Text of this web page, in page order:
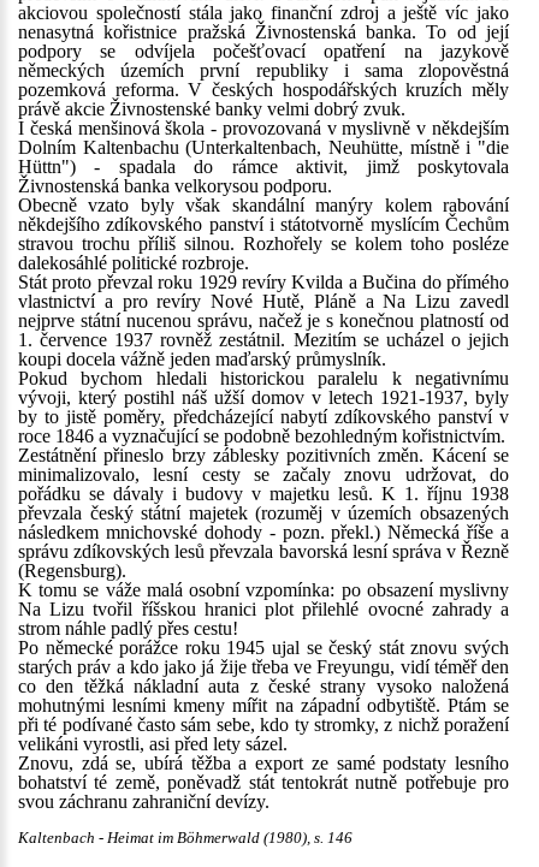
akciovou společností stála jako finanční zdroj a ještě víc jako
nenasytná kořistnice pražská Živnostenská banka. To od její
podpory se odvíjela počešťovací opatření na jazykově
německých územích první republiky i sama zlopověstná
pozemková reforma. V českých hospodářských kruzích měly
právě akcie Živnostenské banky velmi dobrý zvuk.
I česká menšinová škola - provozovaná v myslivně v někdejším
Dolním Kaltenbachu (Unterkaltenbach, Neuhütte, místně i "die
Hüttn") - spadala do rámce aktivit, jimž poskytovala
Živnostenská banka velkorysou podporu.
Obecně vzato byly však skandální manýry kolem rabování
někdejšího zdíkovského panství i státotvorně myslícím Čechům
stravou trochu příliš silnou. Rozhořely se kolem toho posléze
dalekosáhlé politické rozbroje.
Stát proto převzal roku 1929 revíry Kvilda a Bučina do přímého
vlastnictví a pro revíry Nové Hutě, Pláně a Na Lizu zavedl
nejprve státní nucenou správu, načež je s konečnou platností od
1. července 1937 rovněž zestátnil. Mezitím se ucházel o jejich
koupi docela vážně jeden maďarský průmyslník.
Pokud bychom hledali historickou paralelu k negativnímu
vývoji, který postihl náš užší domov v letech 1921-1937, byly
by to jistě poměry, předcházející nabytí zdíkovského panství v
roce 1846 a vyznačující se podobně bezohledným kořistnictvím.
Zestátnění přineslo brzy záblesky pozitivních změn. Kácení se
minimalizovalo, lesní cesty se začaly znovu udržovat, do
pořádku se dávaly i budovy v majetku lesů. K 1. říjnu 1938
převzala český státní majetek (rozuměj v územích obsazených
následkem mnichovské dohody - pozn. překl.) Německá říše a
správu zdíkovských lesů převzala bavorská lesní správa v Řezně
(Regensburg).
K tomu se váže malá osobní vzpomínka: po obsazení myslivny
Na Lizu tvořil říšskou hranici plot přilehlé ovocné zahrady a
strom náhle padlý přes cestu!
Po německé porážce roku 1945 ujal se český stát znovu svých
starých práv a kdo jako já žije třeba ve Freyungu, vidí téměř den
co den těžká nákladní auta z české strany vysoko naložená
mohutnými lesními kmeny mířit na západní odbytiště. Ptám se
při té podívané často sám sebe, kdo ty stromky, z nichž poražení
velikáni vyrostli, asi před lety sázel.
Znovu, zdá se, ubírá těžba a export ze samé podstaty lesního
bohatství té země, poněvadž stát tentokrát nutně potřebuje pro
svou záchranu zahraniční devízy.
Kaltenbach - Heimat im Böhmerwald (1980), s. 146